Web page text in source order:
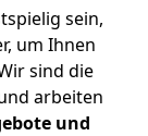
sein,
um Ihnen
sind die
arbeiten
und